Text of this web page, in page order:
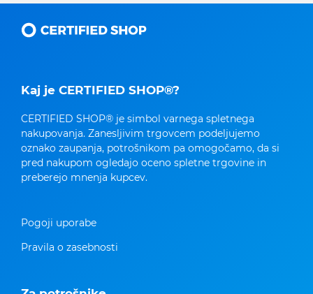
Kaj je CERTIFIED SHOP®?
CERTIFIED SHOP® je simbol varnega spletnega
nakupovanja. Zanesljivim trgovcem podeljujemo
oznako zaupanja, potrošnikom pa omogočamo, da si
pred nakupom ogledajo oceno spletne trgovine in
preberejo mnenja kupcev.
Pogoji uporabe
Pravila o zasebnosti